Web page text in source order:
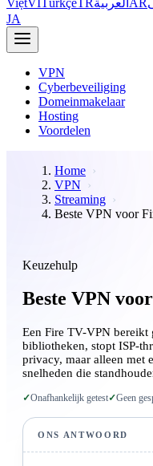
JA
VPN
Cyberbeveiliging
Domeinmakelaar
Hosting
Voordelen
Home
VPN
Streaming
Beste VPN voor
Keuzehulp
Beste VPN
Een Fire TV-VPN bereikt
bibliotheken, stopt ISP-
privacy, maar alleen met
snelheden die
✓Onafhankelijk getest✓Geen
ONS ANTWOORD